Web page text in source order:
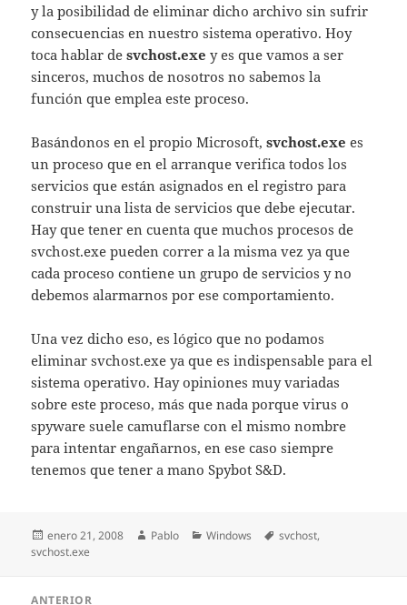
y la posibilidad de eliminar dicho archivo sin sufrir
consecuencias en nuestro sistema operativo. Hoy
toca hablar desvchost.exe y es que vamos a ser
sinceros, muchos de nosotros no sabemos la
función que emplea este proceso.
Basándonos en el propio Microsoft,svchost.exe es
un proceso que en el arranque verifica todos los
servicios que están asignados en el registro para
construir una lista de servicios que debe ejecutar.
Hay que tener en cuenta que muchos procesos de
svchost.exe pueden correr a la misma vez ya que
cada proceso contiene un grupo de servicios y no
debemos alarmarnos por ese comportamiento.
Una vez dicho eso, es lógico que no podamos
eliminar svchost.exe ya que es indispensable para el
sistema operativo. Hay opiniones muy variadas
sobre este proceso, más que nada porque virus o
spyware suele camuflarse con el mismo nombre
para intentar engañarnos, en ese caso siempre
tenemos que tener a mano Spybot S&D.
Publicado
el
enero 21, 2008 Autor
Pablo Categorías
Windows Etiquetas
svchost,
svchost.exe
ANTERIOR